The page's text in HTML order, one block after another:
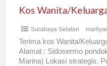
Surabaya Selatan
Terima kos Wanita/
Alamat : Sidosermo
Marina) Lokasi strategis.